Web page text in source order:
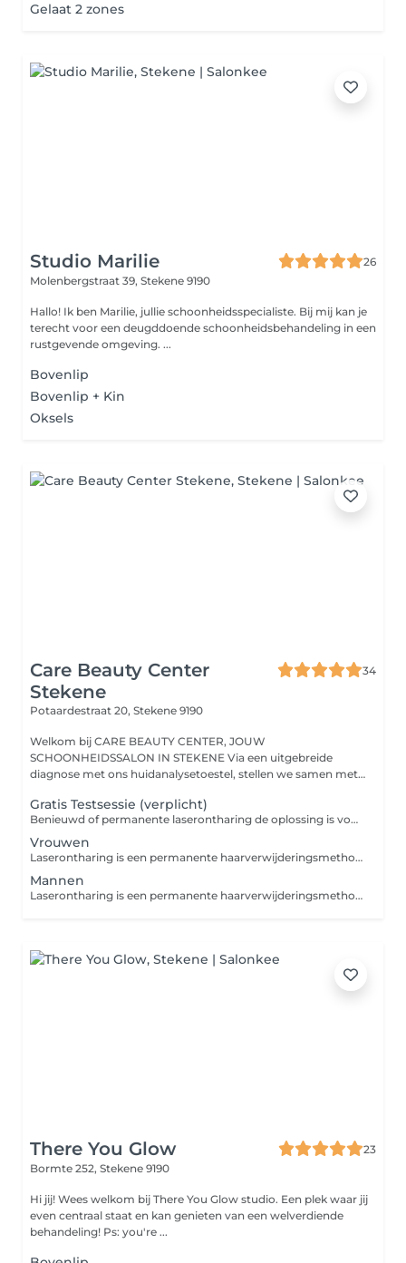
Gelaat 2 zones
Studio Marilie
26
Molenbergstraat 39, Stekene 9190
Hallo! Ik ben Marilie, jullie schoonheidsspecialiste. Bij mij kan je
terecht voor een deugddoende schoonheidsbehandeling in een
rustgevende omgeving. ...
Bovenlip
Bovenlip + Kin
Oksels
Care Beauty Center
Stekene
34
Potaardestraat 20, Stekene 9190
Welkom bij CARE BEAUTY CENTER, JOUW
SCHOONHEIDSSALON IN STEKENE Via een uitgebreide
diagnose met ons huidanalysetoestel, stellen we samen met
Gratis Testsessie (verplicht)
Benieuwd of permanente laserontharing de oplossing is voor jouw? Tijdens een GRATIS analyse met het EF Laser Care apparaat analyseert je Care Skin Coach je huid- en haartype. Vervolgens voeren we een test uit op een kleine zone. Zo heb je al eens een eerste ervaring met de laserbehandeling.
Vrouwen
Laserontharing is een permanente haarverwijderingsmethode die zich richt op het vernietigen van de haarzakjes. Zo kunnen er in het behandelde gebied geen haren meer groeien.
Mannen
Laserontharing is een permanente haarverwijderingsmethode die zich richt op het vernietigen van de haarzakjes. Zo kunnen er in het behandelde gebied geen haren meer groeien.
There You Glow
23
Bormte 252, Stekene 9190
Hi jij! Wees welkom bij There You Glow studio. Een plek waar jij
even centraal staat en kan genieten van een welverdiende
behandeling! Ps: you're ...